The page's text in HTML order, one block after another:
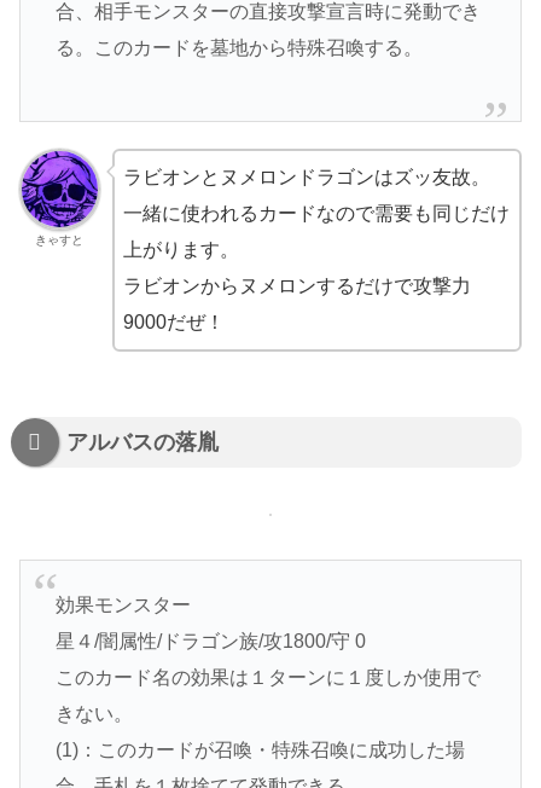
合、相手モンスターの直接攻撃宣言時に発動でき
る。このカードを墓地から特殊召喚する。
きゃすと
ラビオンとヌメロンドラゴンはズッ友故。
一緒に使われるカードなので需要も同じだけ
上がります。
ラビオンからヌメロンするだけで攻撃力
9000だぜ！
アルバスの落胤
効果モンスター
星４/闇属性/ドラゴン族/攻1800/守 0
このカード名の効果は１ターンに１度しか使用で
きない。
(1)：このカードが召喚・特殊召喚に成功した場